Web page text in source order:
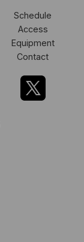
Schedule
Access
Equipment
Contact